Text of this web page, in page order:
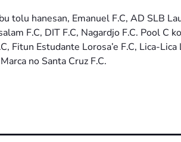
tolu hanesan, Emanuel F.C, AD SLB
F.C, DIT F.C, Nagardjo F.C. Pool C
Fitun Estudante Lorosa’e F.C, Lica-
no Santa Cruz F.C.